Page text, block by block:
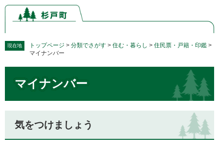
ペ
の
で
メ
ー
ば
現在地 トップページ > 分類でさがす > 住む・暮らし > 住民票・戸籍・印鑑 >
マイナンバー
マイナンバー
気をつけましょう